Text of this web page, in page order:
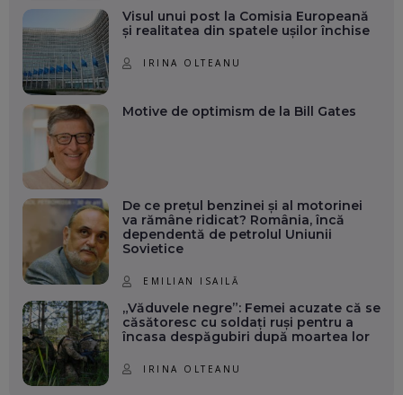
Visul unui post la Comisia Europeană
și realitatea din spatele ușilor închise
IRINA OLTEANU
Motive de optimism de la Bill Gates
De ce prețul benzinei și al motorinei
va rămâne ridicat? România, încă
dependentă de petrolul Uniunii
Sovietice
EMILIAN ISAILĂ
„Văduvele negre”: Femei acuzate că se
căsătoresc cu soldați ruși pentru a
încasa despăgubiri după moartea lor
IRINA OLTEANU